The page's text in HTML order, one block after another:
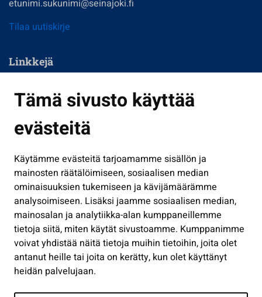
Tämä sivusto käyttää
evästeitä
Käytämme evästeitä tarjoamamme sisällön ja
mainosten räätälöimiseen, sosiaalisen median
ominaisuuksien tukemiseen ja kävijämäärämme
analysoimiseen. Lisäksi jaamme sosiaalisen median,
mainosalan ja analytiikka-alan kumppaneillemme
tietoja siitä, miten käytät sivustoamme. Kumppanimme
voivat yhdistää näitä tietoja muihin tietoihin, joita olet
antanut heille tai joita on kerätty, kun olet käyttänyt
heidän palvelujaan.
etunimi.sukunimi@seinajoki.fi
Tilaa uutiskirje
Linkkejä
Kasvatus ja opetus
Kulttuuri ja liikunta
Työ ja yrittäminen
Osallistu ja asioi
Näytä omat evästeasetukseni
Seuraa meitä